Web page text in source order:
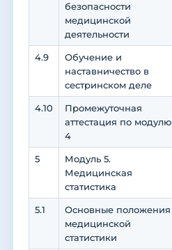
безопасности
медицинской
деятельности
4.9
Обучение и
наставничество в
сестринском деле
4.10
Промежуточная
аттестация по модулю
4
5
Модуль 5.
Медицинская
статистика
5.1
Основные положения
медицинской
статистики